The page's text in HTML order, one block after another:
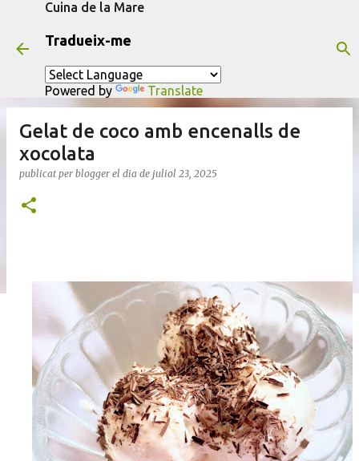
Cuina de la Mare
Tradueix-me
Powered by Translate
Gelat de coco amb encenalls de
xocolata
publicat per blogger el dia de juliol 23, 2025